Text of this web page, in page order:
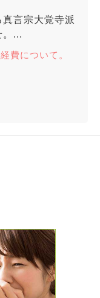
言宗大覚寺派
。...
費について。